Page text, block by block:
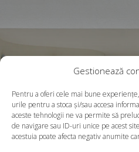
Gestionează
Pentru a oferi cele mai bune
urile pentru a stoca și/sau accesa
aceste tehnologii ne va permite să
de navigare sau ID-uri unice pe acest
acestuia poate afecta negativ anumite